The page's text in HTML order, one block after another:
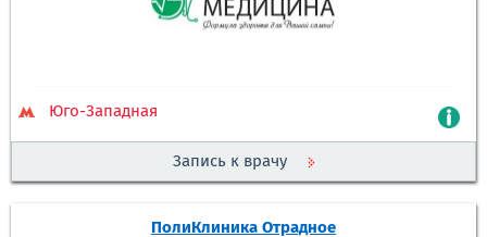
Юго-Западная
Запись к врачу
ПолиКлиника Отрадное